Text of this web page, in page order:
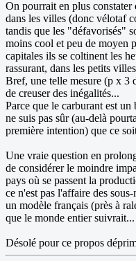
On pourrait en plus constater
dans les villes (donc vélotaf
tandis que les "défavorisés"
moins cool et peu de moyen
capitales ils se coltinent les
rassurant, dans les petits
Bref, une telle mesure (p x 3
de creuser des inégalités...
Parce que le carburant est
ne suis pas sûr (au-delà
première intention) que ce
Une vraie question en
de considérer le moindre
pays où se passent la
ce n'est pas l'affaire des
un modèle français (près à
que le monde entier suivrait...
Désolé pour ce propos